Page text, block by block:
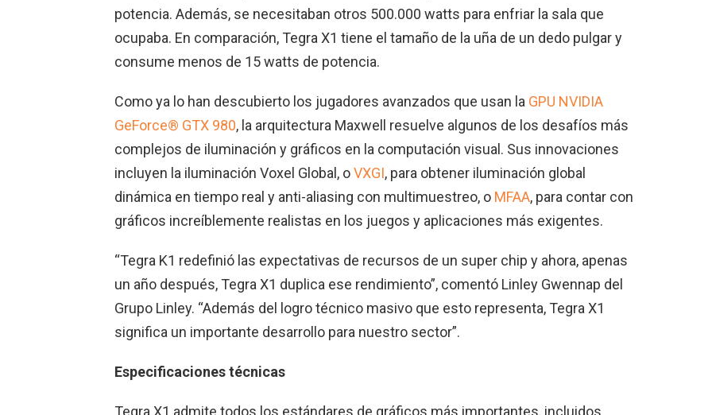
potencia. Además, se necesitaban otros 500.000 watts para enfriar la sala que
ocupaba. En comparación, Tegra X1 tiene el tamaño de la uña de un dedo pulgar y
consume menos de 15 watts de potencia.
Como ya lo han descubierto los jugadores avanzados que usan la GPU NVIDIA
GeForce® GTX 980, la arquitectura Maxwell resuelve algunos de los desafíos más
complejos de iluminación y gráficos en la computación visual. Sus innovaciones
incluyen la iluminación Voxel Global, oVXGI, para obtener iluminación global
dinámica en tiempo real y anti-aliasing con multimuestreo, o MFAA, para contar con
gráficos increíblemente realistas en los juegos y aplicaciones más exigentes.
“Tegra K1 redefinió las expectativas de recursos de un super chip y ahora, apenas
un año después, Tegra X1 duplica ese rendimiento”, comentó Linley Gwennap del
Grupo Linley. “Además del logro técnico masivo que esto representa, Tegra X1
significa un importante desarrollo para nuestro sector”.
Especificaciones técnicas
Tegra X1 admite todos los estándares de gráficos más importantes, incluidos